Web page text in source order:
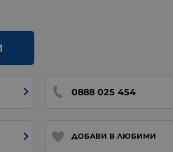
0888 025 454
ДОБАВИ В ЛЮБИМИ